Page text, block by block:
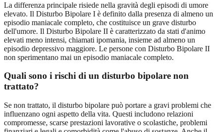
La differenza principale risiede nella gravità degli episodi di umore
elevato. Il Disturbo Bipolare I è definito dalla presenza di almeno un
episodio maniacale completo, che costituisce un grave disturbo
dell'umore. Il Disturbo Bipolare II è caratterizzato da stati d'animo
elevati meno intensi, chiamati ipomania, insieme ad almeno un
episodio depressivo maggiore. Le persone con Disturbo Bipolare II
non sperimentano mai un episodio maniacale completo.
Quali sono i rischi di un disturbo bipolare non
trattato?
Se non trattato, il disturbo bipolare può portare a gravi problemi che
influenzano ogni aspetto della vita. Questi includono relazioni
compromesse, scarse prestazioni lavorative o scolastiche, problemi